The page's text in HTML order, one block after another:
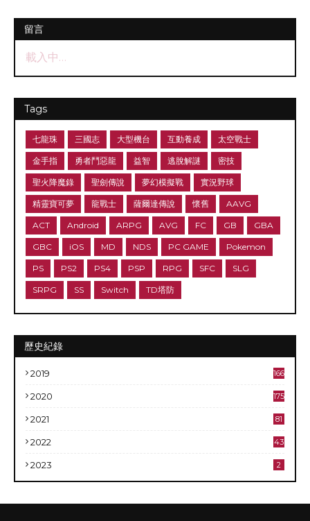
留言
載入中…
Tags
七龍珠 三國志 大型機台 互動養成 太空戰士
金手指 勇者鬥惡龍 益智 逃脫解謎 密技
聖火降魔錄 聖劍傳說 夢幻模擬戰 實況野球
精靈寶可夢 龍戰士 薩爾達傳說 懷舊 AAVG
ACT Android ARPG AVG FC GB GBA
GBC iOS MD NDS PC GAME Pokemon
PS PS2 PS4 PSP RPG SFC SLG
SRPG SS Switch TD塔防
歷史紀錄
2019 166
2020 175
2021 81
2022 43
2023 2